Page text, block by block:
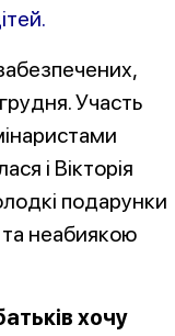
Участь
і Вікторія
подарунки
неабиякою
хочу